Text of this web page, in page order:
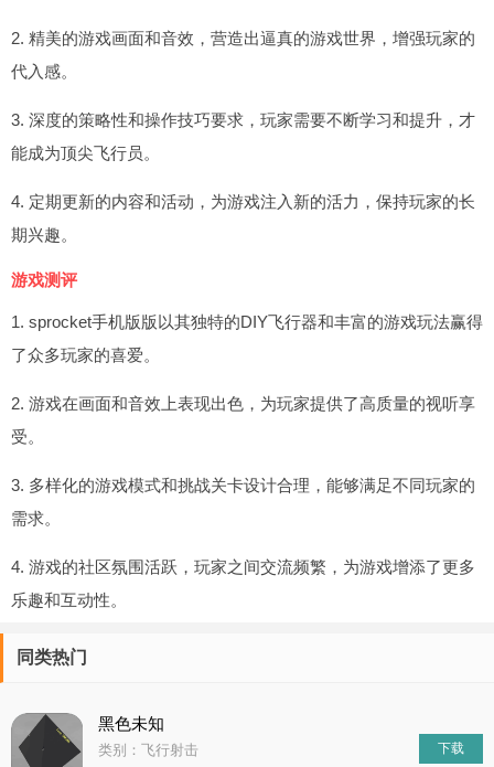
2. 精美的游戏画面和音效，营造出逼真的游戏世界，增强玩家的
代入感。
3. 深度的策略性和操作技巧要求，玩家需要不断学习和提升，才
能成为顶尖飞行员。
4. 定期更新的内容和活动，为游戏注入新的活力，保持玩家的长
期兴趣。
游戏测评
1. sprocket手机版版以其独特的DIY飞行器和丰富的游戏玩法赢得
了众多玩家的喜爱。
2. 游戏在画面和音效上表现出色，为玩家提供了高质量的视听享
受。
3. 多样化的游戏模式和挑战关卡设计合理，能够满足不同玩家的
需求。
4. 游戏的社区氛围活跃，玩家之间交流频繁，为游戏增添了更多
乐趣和互动性。
同类热门
黑色未知
类别：飞行射击
下载